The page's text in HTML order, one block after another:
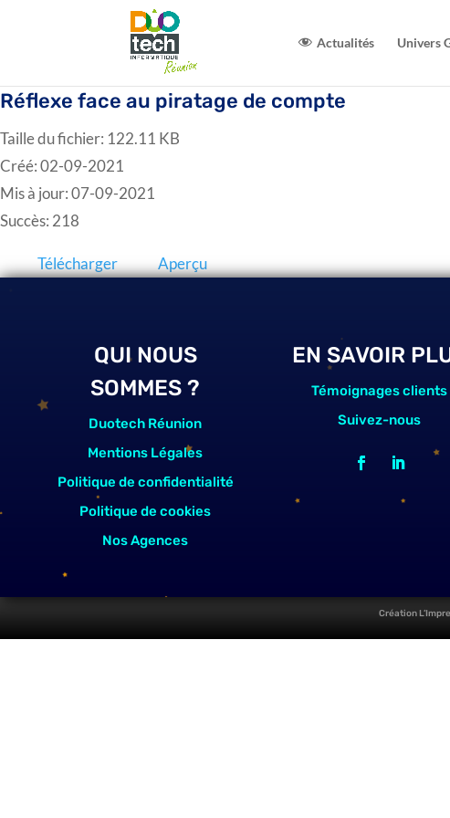
Actualités Univers
Réflexe face au piratage de compte
Taille du fichier: 122.11 KB
Créé: 02-09-2021
Mis à jour: 07-09-2021
Succès: 218
Télécharger Aperçu
QUI NOUS
SOMMES ?
Duotech Réunion
Mentions Légales
Politique de confidentialité
Politique de cookies
Nos Agences
EN SAVOIR
Témoignages clients
Suivez-nous
Création